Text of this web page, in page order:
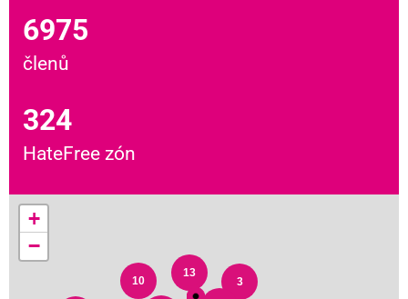
6975
členů
324
HateFree zón
3
13
10
+
−